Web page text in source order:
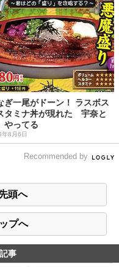
ぎ一尾がドーン！ ラスボス
タミナ丼が現れた 宇奈と
やってる
8月6日
Recommended by
頭へ
プへ
事